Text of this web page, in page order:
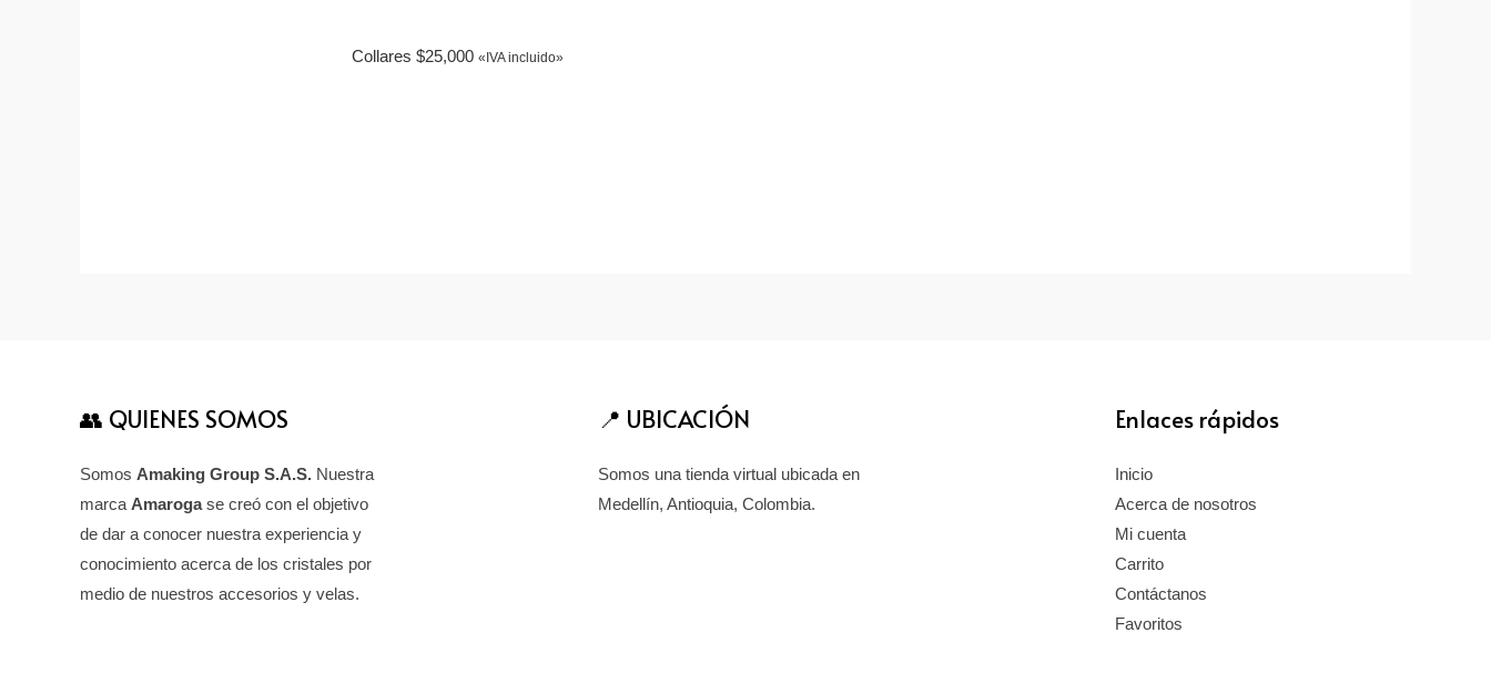
Collares$25,000 «IVA incluido»
👥 QUIENES SOMOS
Somos Amaking Group S.A.S. Nuestra
marca Amarogase creó con el objetivo
de dar a conocer nuestra experiencia y
conocimiento acerca de los cristales por
medio de nuestros accesorios y velas.
📍 UBICACIÓN
Somos una tienda virtual ubicada en
Medellín, Antioquia, Colombia.
Enlaces rápidos
Inicio
Acerca de nosotros
Mi cuenta
Carrito
Contáctanos
Favoritos